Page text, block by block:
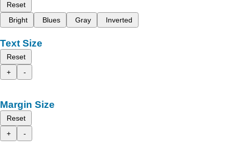
Reset
Bright
Blues Gray Inverted
Text Size
Reset
+
-
Margin Size
Reset
+
-